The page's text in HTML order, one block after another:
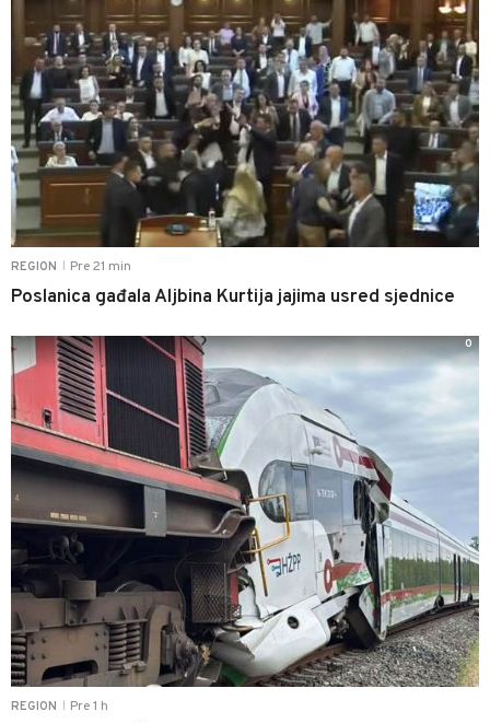
REGION Pre 21 min
Poslanica gađala Aljbina Kurtija jajima usred sjednice
REGION Pre 1 h
0